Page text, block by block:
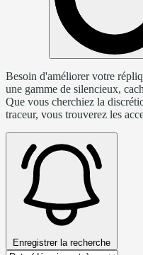
Besoin d'améliorer votre
une gamme de silencieux,
Que vous cherchiez la
traceur, vous trouverez les
Enregistrer la recherche